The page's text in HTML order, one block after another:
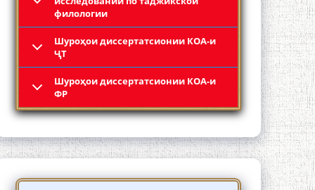
филологии
Шyроҳои диссертатсионии КОА-и
ҶТ
Шyроҳои диссертатсионии КОА-и
ФРКадамчо Худои Шарифзода